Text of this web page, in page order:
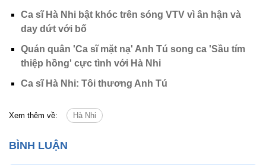
Ca sĩ Hà Nhi bật khóc trên sóng VTV vì ân hận và
day dứt với bố
Quán quân 'Ca sĩ mặt nạ' Anh Tú song ca 'Sầu tím
thiệp hồng' cực tình với Hà Nhi
Ca sĩ Hà Nhi: Tôi thương Anh Tú
Xem thêm về: Hà Nhi